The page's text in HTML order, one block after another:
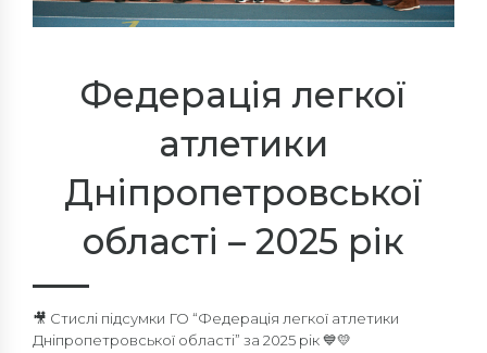
Федерація легкої
атлетики
Дніпропетровської
області – 2025 рік
🎥 Стислі підсумки ГО “Федерація легкої атлетики
Дніпропетровської області” за 2025 рік 💙💛